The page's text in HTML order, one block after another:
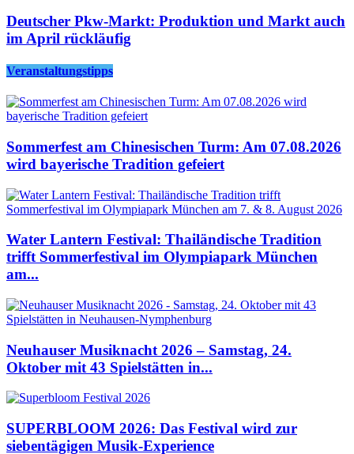
Deutscher Pkw-Markt: Produktion und Markt auch
im April rückläufig
Veranstaltungstipps
Sommerfest am Chinesischen Turm: Am 07.08.2026
wird bayerische Tradition gefeiert
Water Lantern Festival: Thailändische Tradition
trifft Sommerfestival im Olympiapark München
am...
Neuhauser Musiknacht 2026 – Samstag, 24.
Oktober mit 43 Spielstätten in...
SUPERBLOOM 2026: Das Festival wird zur
siebentägigen Musik-Experience